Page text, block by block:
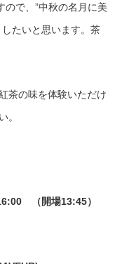
ので、”中秋の名月に美
たいと思います。茶
茶の味を体験いただけ
。
（開場13:45）